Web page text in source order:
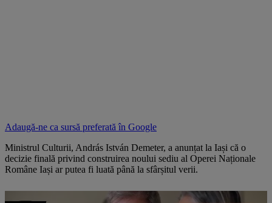
Adaugă-ne ca sursă preferată în Google
Ministrul Culturii, András István Demeter, a anunțat la Iași că o
decizie finală privind construirea noului sediu al Operei Naționale
Române Iași ar putea fi luată până la sfârșitul verii.